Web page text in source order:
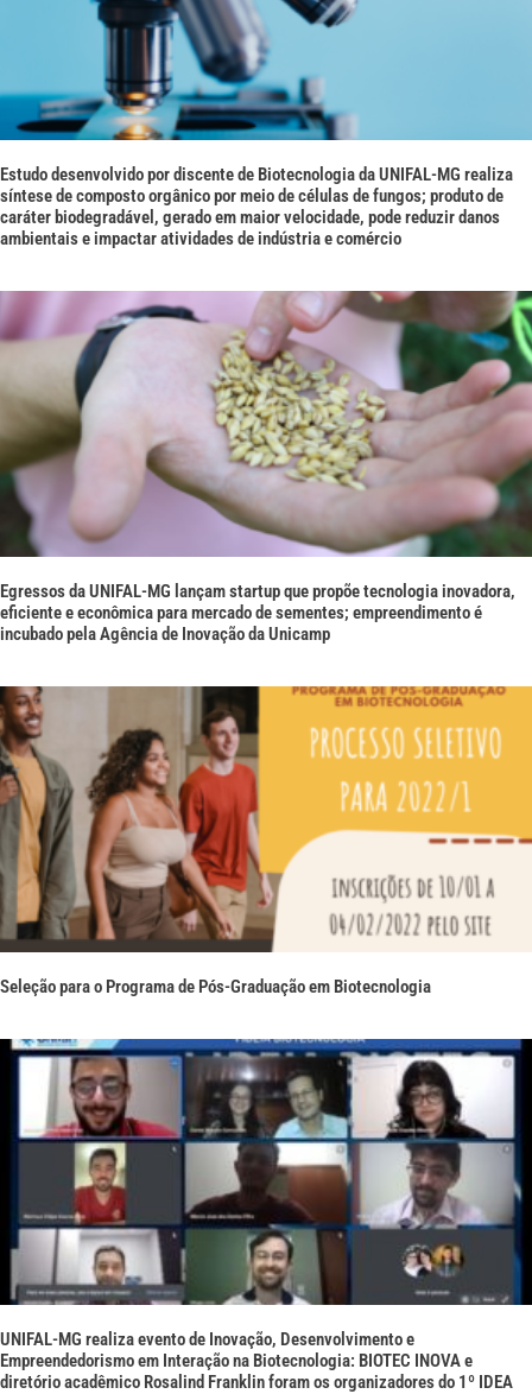
Estudo desenvolvido por discente de Biotecnologia da UNIFAL-MG realiza
síntese de composto orgânico por meio de células de fungos; produto de
caráter biodegradável, gerado em maior velocidade, pode reduzir danos
ambientais e impactar atividades de indústria e comércio
Egressos da UNIFAL-MG lançam startup que propõe tecnologia inovadora,
eficiente e econômica para mercado de sementes; empreendimento é
incubado pela Agência de Inovação da Unicamp
Seleção para o Programa de Pós-Graduação em Biotecnologia
UNIFAL-MG realiza evento de Inovação, Desenvolvimento e
Empreendedorismo em Interação na Biotecnologia: BIOTEC INOVA e
diretório acadêmico Rosalind Franklin foram os organizadores do 1º IDEA